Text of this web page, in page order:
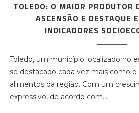
TOLEDO: O MAIOR PRODUTOR
ASCENSÃO E DESTAQUE
INDICADORES
Toledo, um município localizado no
se destacado cada vez mais como
alimentos da região. Com um
expressivo, de acordo com…